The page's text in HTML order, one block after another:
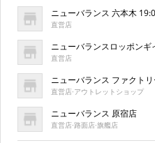
ニューバランス 六本木
直営店
ニューバランスロッポン
直営店
ニューバランス ファクト
直営店·アウトレットショップ
ニューバランス 原宿店
直営店·路面店·旗艦店